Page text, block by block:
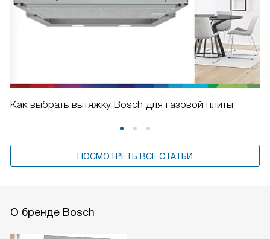
Как выбрать вытяжку Bosch для газовой плиты
ПОСМОТРЕТЬ ВСЕ СТАТЬИ
О бренде Bosch